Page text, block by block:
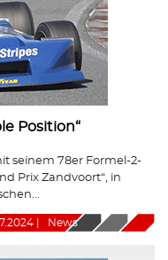
Position“
seinem 78er Formel-2-
Prix Zandvoort“, in
News